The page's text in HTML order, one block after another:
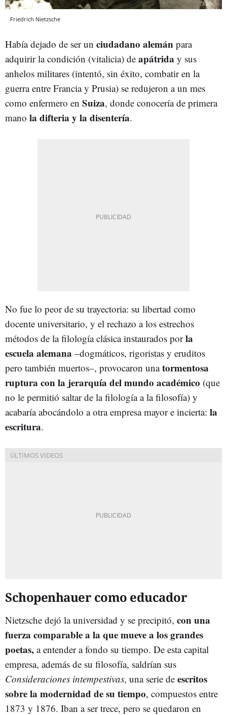
Friedrich Nietzsche
Había dejado de ser un ciudadano alemán para
adquirir la condición (vitalicia) de apátrida y sus
anhelos militares (intentó, sin éxito, combatir en la
guerra entre Francia y Prusia) se redujeron a un mes
como enfermero en Suiza, donde conocería de primera
mano la difteria y la disentería.
No fue lo peor de su trayectoria: su libertad como
docente universitario, y el rechazo a los estrechos
métodos de la filología clásica instaurados porla
escuela alemana –dogmáticos, rigoristas y eruditos
pero también muertos–, provocaron unatormentosa
ruptura con la jerarquía del mundo académico (que
no le permitió saltar de la filología a la filosofía) y
acabaría abocándolo a otra empresa mayor e incierta: la
escritura.
Schopenhauer como educador
Nietzsche dejó la universidad y se precipitó, con una
fuerza comparable a la que mueve a los grandes
poetas, a entender a fondo su tiempo. De esta capital
empresa, además de su filosofía, saldrían sus
Consideraciones intempestivas, una serie de escritos
sobre la modernidad de su tiempo, compuestos entre
1873 y 1876. Iban a ser trece, pero se quedaron en